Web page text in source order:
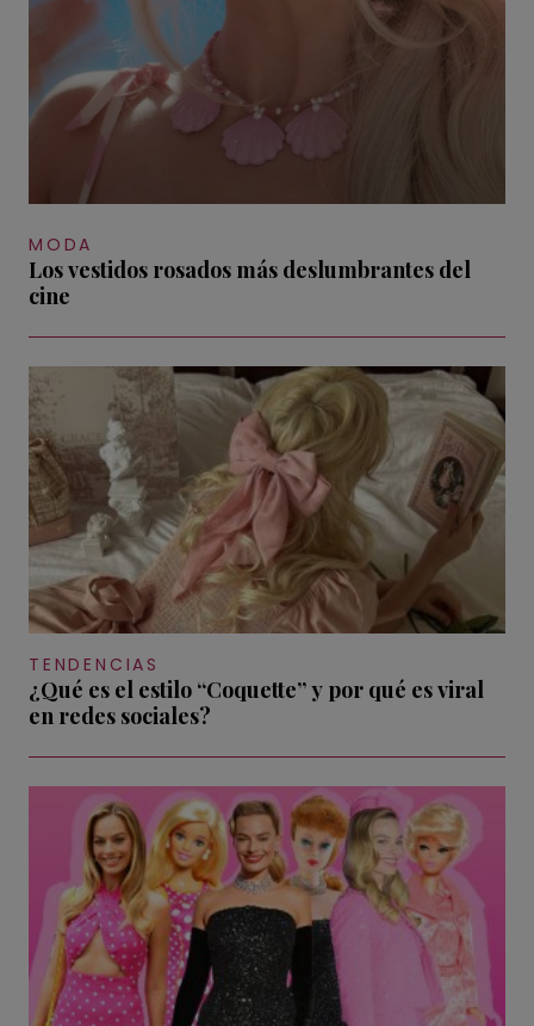
MODA
Los vestidos rosados más deslumbrantes del
cine
TENDENCIAS
¿Qué es el estilo “Coquette” y por qué es viral
en redes sociales?